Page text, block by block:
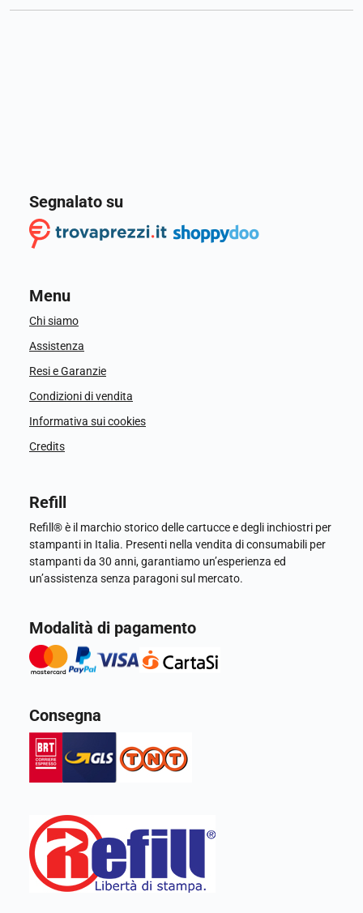
Segnalato su
Menu
Chi siamo
Assistenza
Resi e Garanzie
Condizioni di vendita
Informativa sui cookies
Credits
Refill
Refill® è il marchio storico delle cartucce e degli inchiostri per
stampanti in Italia. Presenti nella vendita di consumabili per
stampanti da 30 anni, garantiamo un’esperienza ed
un’assistenza senza paragoni sul mercato.
Modalità di pagamento
Consegna